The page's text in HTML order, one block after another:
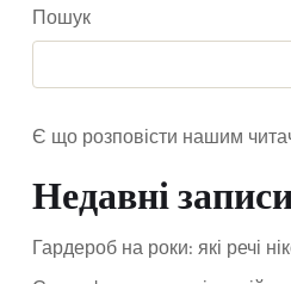
Пошук
Є що розповісти нашим
Недавні
Гардероб на роки: які речі